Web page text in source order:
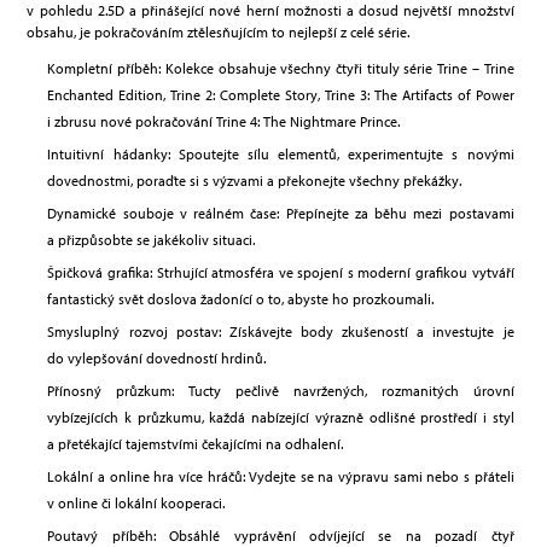
v pohledu 2.5D a přinášející nové herní možnosti a dosud největší množství
obsahu, je pokračováním ztělesňujícím to nejlepší z celé série.
Kompletní příběh: Kolekce obsahuje všechny čtyři tituly série Trine – Trine
Enchanted Edition, Trine 2: Complete Story, Trine 3: The Artifacts of Power
i zbrusu nové pokračování Trine 4: The Nightmare Prince.
Intuitivní hádanky: Spoutejte sílu elementů, experimentujte s novými
dovednostmi, poraďte si s výzvami a překonejte všechny překážky.
Dynamické souboje v reálném čase: Přepínejte za běhu mezi postavami
a přizpůsobte se jakékoliv situaci.
Špičková grafika: Strhující atmosféra ve spojení s moderní grafikou vytváří
fantastický svět doslova žadonící o to, abyste ho prozkoumali.
Smysluplný rozvoj postav: Získávejte body zkušeností a investujte je
do vylepšování dovedností hrdinů.
Přínosný průzkum: Tucty pečlivě navržených, rozmanitých úrovní
vybízejících k průzkumu, každá nabízející výrazně odlišné prostředí i styl
a přetékající tajemstvími čekajícími na odhalení.
Lokální a online hra více hráčů: Vydejte se na výpravu sami nebo s přáteli
v online či lokální kooperaci.
Poutavý příběh: Obsáhlé vyprávění odvíjející se na pozadí čtyř